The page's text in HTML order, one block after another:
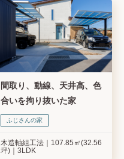
間取り、動線、天井高、色
合いを拘り抜いた家
ふじさんの家
木造軸組工法
107.85㎡(32.56
坪)
3LDK